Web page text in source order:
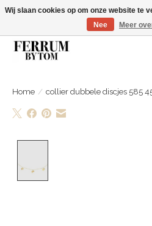
Wij zijn gelsoten van 14 tm 18 februari
Home / collier dubbele discjes 585
Wij slaan cookies op om onze website te
Nee
Meer